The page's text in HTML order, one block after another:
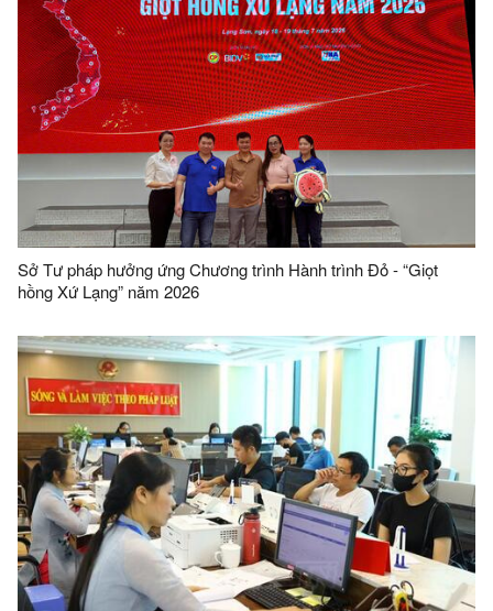
Sở Tư pháp hưởng ứng Chương trình Hành trình Đỏ - “Giọt
hồng Xứ Lạng” năm 2026